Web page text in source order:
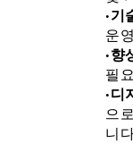
•기
운
•향
필
•디
으
니